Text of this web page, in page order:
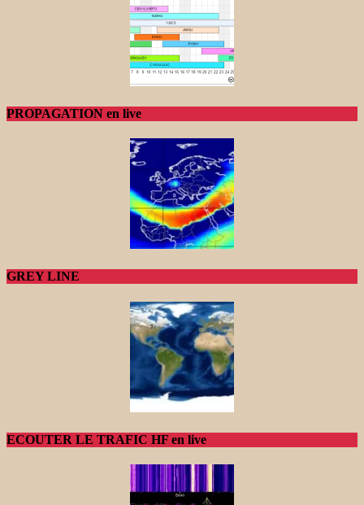
PROPAGATION en live
GREY LINE
ECOUTER LE TRAFIC HF en live